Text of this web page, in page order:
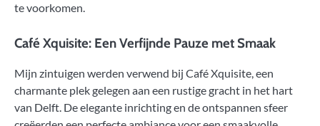
te voorkomen.
Café Xquisite: Een Verfijnde Pauze met Smaak
Mijn zintuigen werden verwend bij Café Xquisite, een
charmante plek gelegen aan een rustige gracht in het hart
van Delft. De elegante inrichting en de ontspannen sfeer